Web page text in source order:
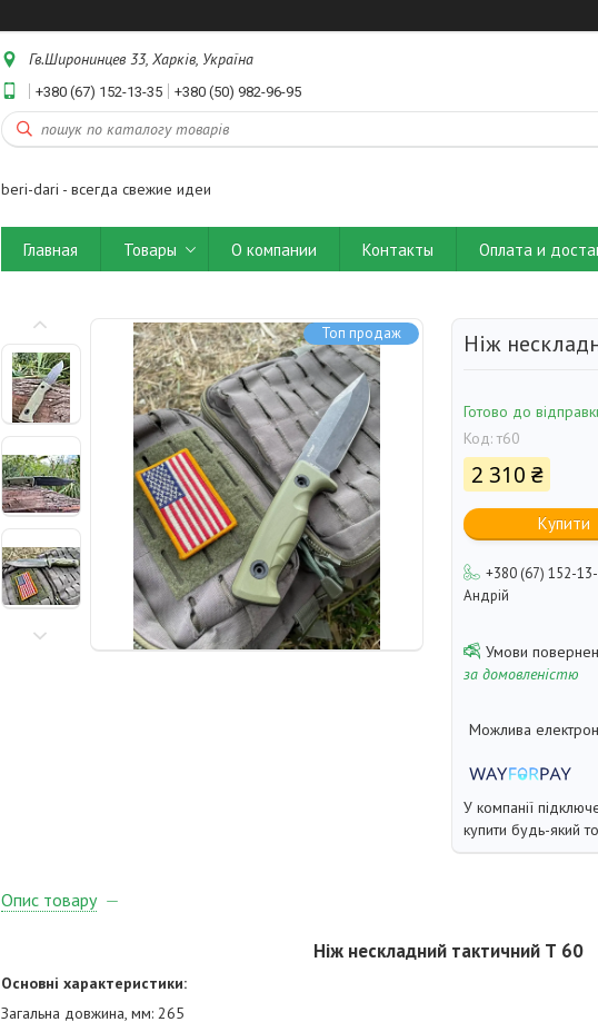
Гв.Широнинцев 33, Харків, Україна
+380 (67) 152-13-35 +380 (50) 982-96-95
beri-dari - всегда свежие идеи
Главная Товары О компании Контакты Оплата и
Топ продаж Ніж
Готово до
Код:т60
2 310 ₴
Купити
+380 (67) 152-
Андрій
за домовленістю
У компанії
купити будь-який
Опис товару
Ніж нескладний тактичний Т 60
Основні характеристики:
Загальна довжина, мм: 265